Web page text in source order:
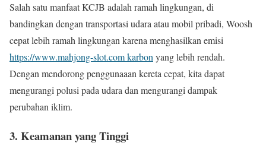
Salah satu manfaat KCJB adalah ramah lingkungan, di
bandingkan dengan transportasi udara atau mobil pribadi, Woosh
cepat lebih ramah lingkungan karena menghasilkan emisi
https://www.mahjong-slot.com karbonyang lebih rendah.
Dengan mendorong penggunaaan kereta cepat, kita dapat
mengurangi polusi pada udara dan mengurangi dampak
perubahan iklim.
3. Keamanan yang Tinggi